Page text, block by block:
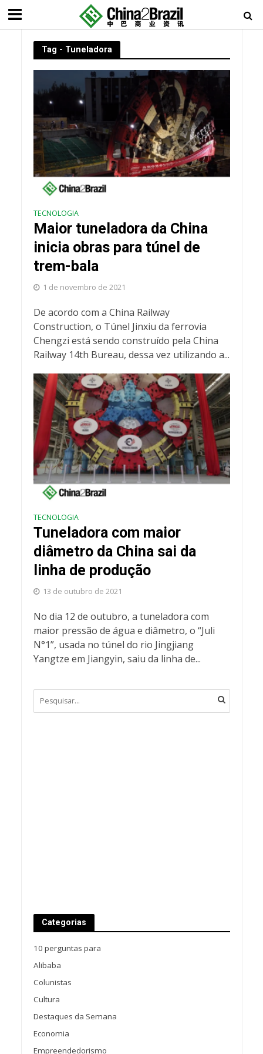
Tag - Tuneladora
TECNOLOGIA
Maior tuneladora da China
inicia obras para túnel de
trem-bala
1 de novembro de 2021
De acordo com a China Railway
Construction, o Túnel Jinxiu da ferrovia
Chengzi está sendo construído pela China
Railway 14th Bureau, dessa vez utilizando a...
TECNOLOGIA
Tuneladora com maior
diâmetro da China sai da
linha de produção
13 de outubro de 2021
No dia 12 de outubro, a tuneladora com
maior pressão de água e diâmetro, o “Juli
N°1”, usada no túnel do rio Jingjiang
Yangtze em Jiangyin, saiu da linha de...
Categorias
10 perguntas para
Alibaba
Colunistas
Cultura
Destaques da Semana
Economia
Empreendedorismo